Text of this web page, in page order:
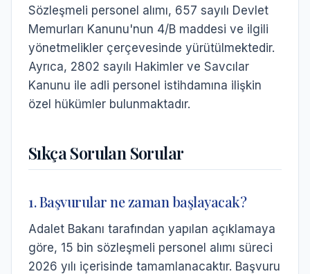
Sözleşmeli personel alımı, 657 sayılı Devlet
Memurları Kanunu'nun 4/B maddesi ve ilgili
yönetmelikler çerçevesinde yürütülmektedir.
Ayrıca, 2802 sayılı Hakimler ve Savcılar
Kanunu ile adli personel istihdamına ilişkin
özel hükümler bulunmaktadır.
Sıkça Sorulan Sorular
1. Başvurular ne zaman başlayacak?
Adalet Bakanı tarafından yapılan açıklamaya
göre, 15 bin sözleşmeli personel alımı süreci
2026 yılı içerisinde tamamlanacaktır. Başvuru